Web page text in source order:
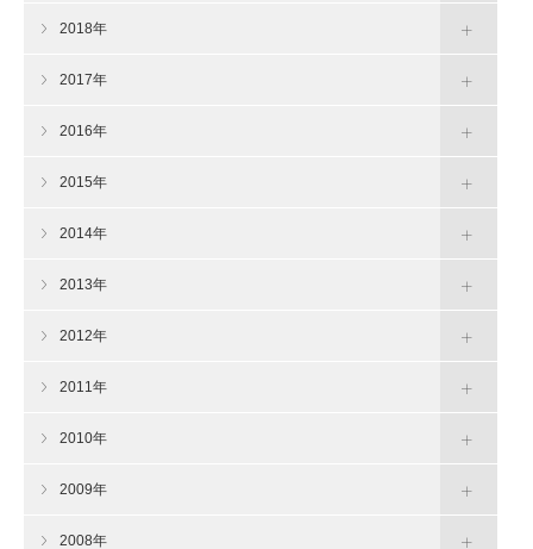
2018年
2017年
2016年
2015年
2014年
2013年
2012年
2011年
2010年
2009年
2008年